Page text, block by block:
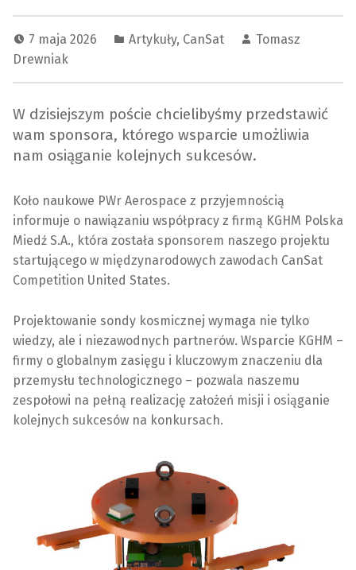
7 maja 2026 Artykuły, CanSat
Tomasz
Drewniak
W dzisiejszym poście chcielibyśmy przedstawić
wam sponsora, którego wsparcie umożliwia
nam osiąganie kolejnych sukcesów.
Koło naukowe PWr Aerospace z przyjemnością
informuje o nawiązaniu współpracy z firmą KGHM Polska
Miedź S.A., która została sponsorem naszego projektu
startującego w międzynarodowych zawodach CanSat
Competition United States.
​Projektowanie sondy kosmicznej wymaga nie tylko
wiedzy, ale i niezawodnych partnerów. Wsparcie KGHM –
firmy o globalnym zasięgu i kluczowym znaczeniu dla
przemysłu technologicznego – pozwala naszemu
zespołowi na pełną realizację założeń misji i osiąganie
kolejnych sukcesów na konkursach.